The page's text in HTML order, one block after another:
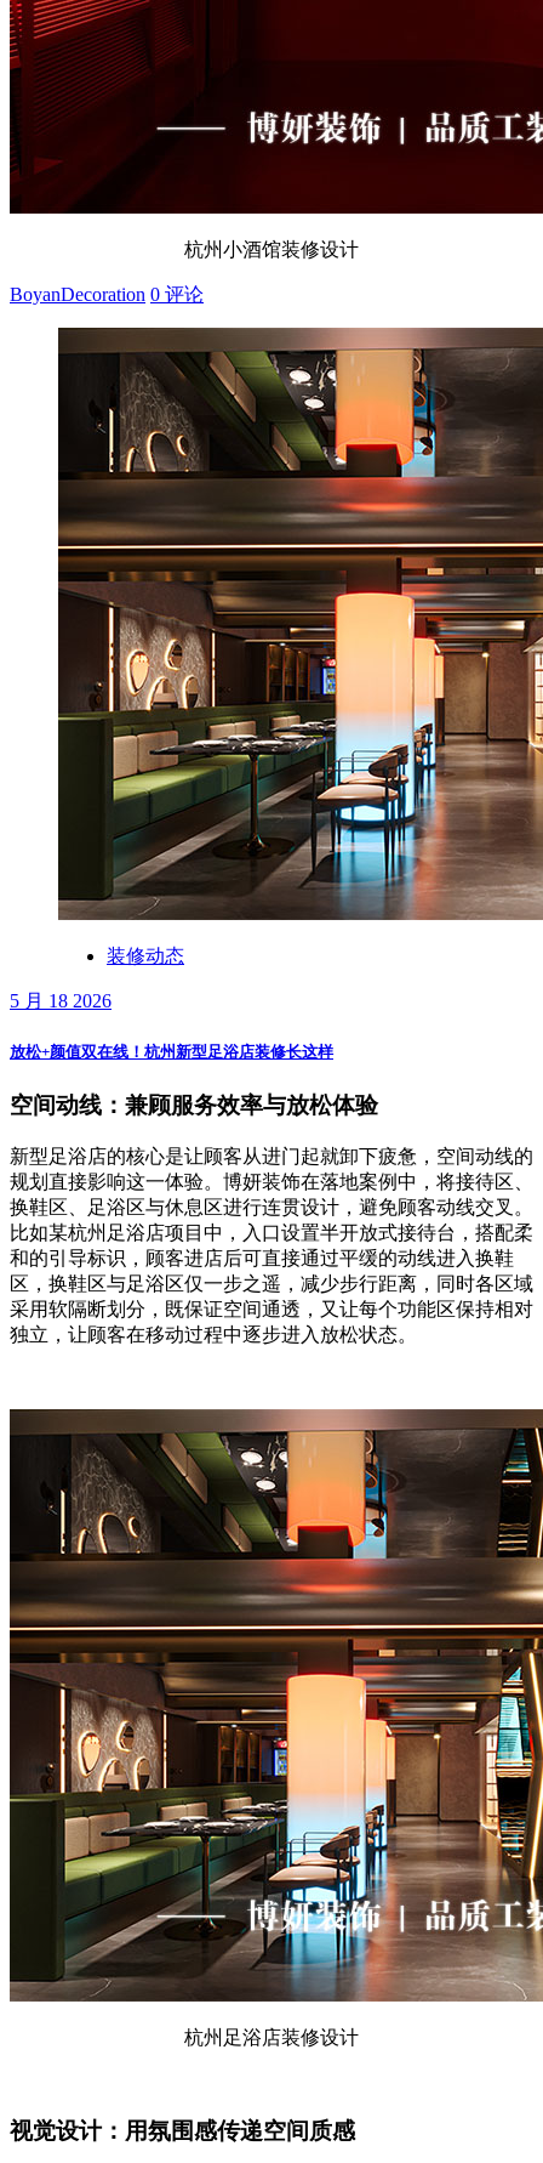
杭州小酒馆装修设计
BoyanDecoration 0 评论
装修动态
5 月 18 2026
放松+颜值双在线！杭州新型足浴店装修长这样
空间动线：兼顾服务效率与放松体验
新型足浴店的核心是让顾客从进门起就卸下疲惫，空间动线的
规划直接影响这一体验。博妍装饰在落地案例中，将接待区、
换鞋区、足浴区与休息区进行连贯设计，避免顾客动线交叉。
比如某杭州足浴店项目中，入口设置半开放式接待台，搭配柔
和的引导标识，顾客进店后可直接通过平缓的动线进入换鞋
区，换鞋区与足浴区仅一步之遥，减少步行距离，同时各区域
采用软隔断划分，既保证空间通透，又让每个功能区保持相对
独立，让顾客在移动过程中逐步进入放松状态。
杭州足浴店装修设计
视觉设计：用氛围感传递空间质感